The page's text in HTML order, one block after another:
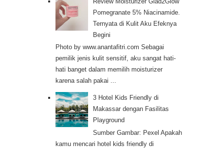
Pomegranate 5% Niacinamide.
Ternyata di Kulit Aku Efeknya
Begini
Photo by www.anantafitri.com Sebagai
pemilik jenis kulit sensitif, aku sangat hati-
hati banget dalam memilih moisturizer
karena salah pakai ...
3 Hotel Kids Friendly di
Makassar dengan Fasilitas
Playground
Sumber Gambar: Pexel Apakah
kamu mencari hotel kids friendly di